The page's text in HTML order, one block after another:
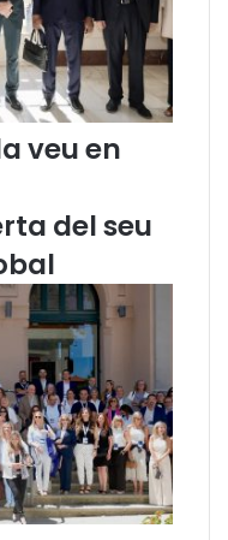
veu en
del seu